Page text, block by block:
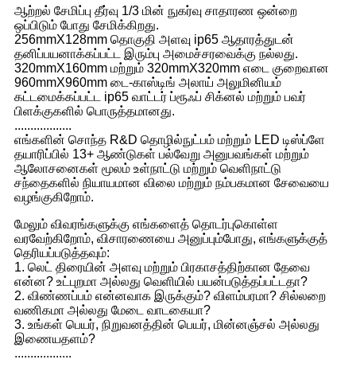
ஆற்றல் சேமிப்பு தீர்வு 1/3 மின் நுகர்வு சாதாரண ஒன்றை
ஒப்பிடும் போது சேமிக்கிறது.
256mmX128mm தொகுதி அளவு ip65 ஆதாரத்துடன்
தனிப்பயனாக்கப்பட்ட இரும்பு அமைச்சரவைக்கு நல்லது.
320mmX160mm மற்றும் 320mmX320mm எடை குறைவான
960mmX960mm டை-காஸ்டிங் அலாய் அலுமினியம்
கட்டமைக்கப்பட்ட ip65 வாட்டர் ப்ரூஃப் சிக்னல் மற்றும் பவர்
பிளக்குகளில் பொருத்தமானது.
..................
எங்களின் சொந்த R&D தொழில்நுட்பம் மற்றும் LED டிஸ்ப்ளே
தயாரிப்பில் 13+ ஆண்டுகள் பல்வேறு அனுபவங்கள் மற்றும்
ஆலோசனைகள் மூலம் உள்நாட்டு மற்றும் வெளிநாட்டு
சந்தைகளில் நியாயமான விலை மற்றும் நம்பகமான சேவையை
வழங்குகிறோம்.
மேலும் விவரங்களுக்கு எங்களைத் தொடர்புகொள்ள
வரவேற்கிறோம், விசாரணையை அனுப்பும்போது, ​​எங்களுக்குத்
தெரியப்படுத்தவும்:
1. லெட் திரையின் அளவு மற்றும் பிரகாசத்திற்கான தேவை
என்ன? உட்புறமா அல்லது வெளியில் பயன்படுத்தப்பட்டதா?
2. விண்ணப்பம் என்னவாக இருக்கும்? விளம்பரமா? சில்லறை
வணிகமா அல்லது மேடை வாடகையா?
3. உங்கள் பெயர், நிறுவனத்தின் பெயர், மின்னஞ்சல் அல்லது
இணையதளம்?
..................